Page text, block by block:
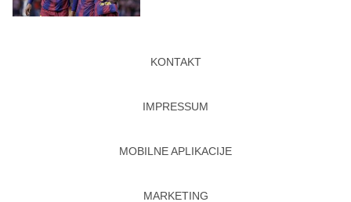
KONTAKT
IMPRESSUM
MOBILNE APLIKACIJE
MARKETING